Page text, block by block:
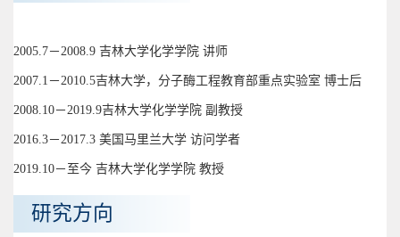
2005.7－2008.9 吉林大学化学学院 讲师
2007.1－2010.5吉林大学，分子酶工程教育部重点实验室 博士后
2008.10－2019.9吉林大学化学学院 副教授
2016.3－2017.3 美国马里兰大学 访问学者
2019.10－至今 吉林大学化学学院 教授
研究方向